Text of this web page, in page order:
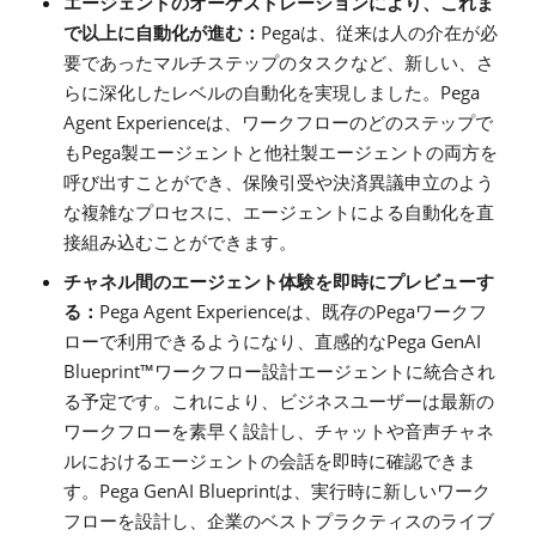
で以上に自動化が進む： Pegaは、従来は人の介在が必
要であったマルチステップのタスクなど、新しい、さ
らに深化したレベルの自動化を実現しました。 Pega
Agent Experienceは、ワークフローのどのステップで
もPega製エージェントと他社製エージェントの両方を
呼び出すことができ、保険引受や決済異議申立のよう
な複雑なプロセスに、エージェントによる自動化を直
接組み込むことができます。
チャネル間のエージェント体験を即時にプレビューす
る： Pega Agent Experienceは、既存のPegaワークフ
ローで利用できるようになり、直感的なPega GenAI
Blueprint™ワークフロー設計エージェントに統合され
る予定です。これにより、ビジネスユーザーは最新の
ワークフローを素早く設計し、チャットや音声チャネ
ルにおけるエージェントの会話を即時に確認できま
す。 Pega GenAI Blueprintは、実行時に新しいワーク
フローを設計し、企業のベストプラクティスのライブ